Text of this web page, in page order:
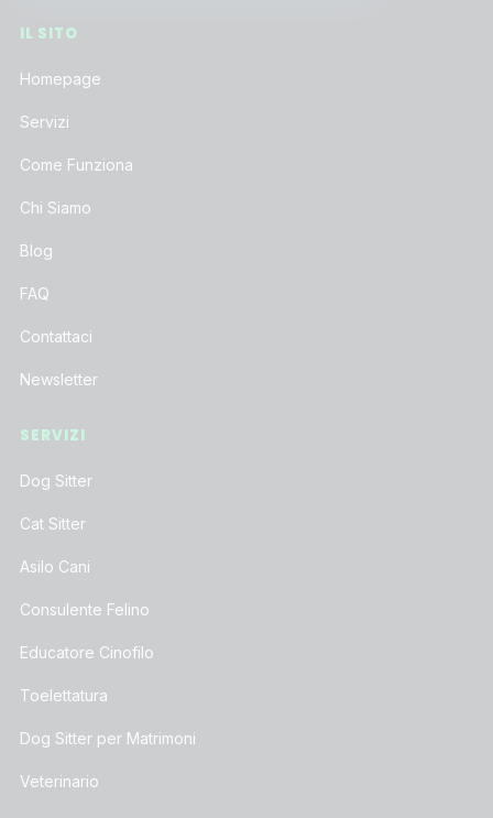
IL SITO
Homepage
Servizi
Come Funziona
Chi Siamo
Blog
FAQ
Contattaci
Newsletter
SERVIZI
Dog Sitter
Cat Sitter
Asilo Cani
Consulente Felino
Educatore Cinofilo
Toelettatura
Dog Sitter per Matrimoni
Veterinario